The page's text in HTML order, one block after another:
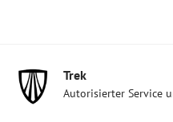
Trek
Autorisierter Service